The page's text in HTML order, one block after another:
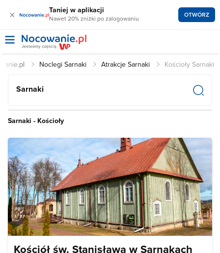
× Taniej w aplikacji
Nawet 20% zniżki po zalogowaniu OTWÓRZ
Noclegi Sarnaki Atrakcje Sarnaki Kościoły Sarnaki
Sarnaki
Sarnaki - Kościoły
Kościół św. Stanisława w Sarnakach